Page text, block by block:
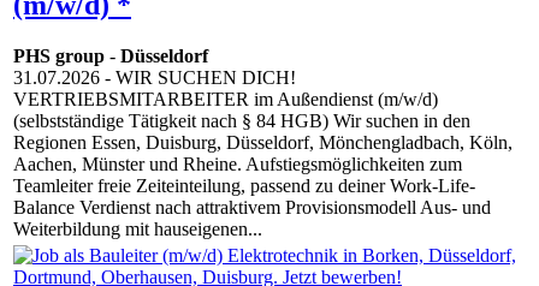
PHS group - Düsseldorf
31.07.2026 - WIR SUCHEN DICH!
VERTRIEBSMITARBEITER im Außendienst (m/w/d)
(selbstständige Tätigkeit nach § 84 HGB) Wir suchen in den
Regionen Essen, Duisburg, Düsseldorf, Mönchengladbach, Köln,
Aachen, Münster und Rheine. Aufstiegsmöglichkeiten zum
Teamleiter freie Zeiteinteilung, passend zu deiner Work-Life-
Balance Verdienst nach attraktivem Provisionsmodell Aus- und
Weiterbildung mit hauseigenen...